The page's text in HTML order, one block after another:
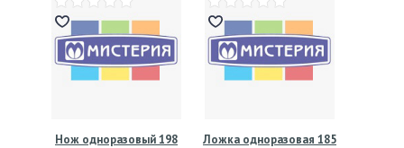
Нож одноразовый 198
Ложка одноразовая 185